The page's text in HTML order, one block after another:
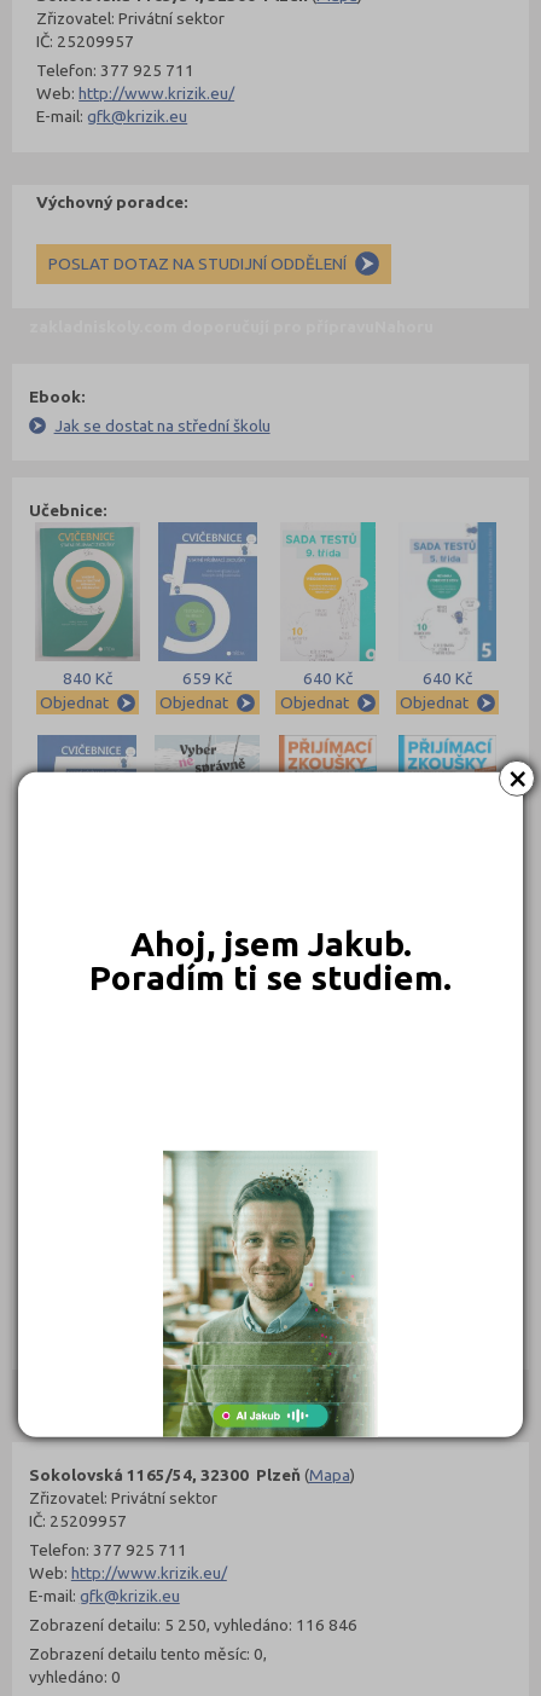
×
Ahoj, jsem Jakub.
Poradím ti se studiem.
Zřizovatel: Privátní sektor
IČ: 25209957
Telefon: 377 925 711
Web:http://www.krizik.eu/
E-mail:gfk@krizik.eu
Výchovný poradce:
POSLAT DOTAZ NA STUDIJNÍ ODDĚLENÍ
Ebook:
Jak se dostat na střední školu
Učebnice:
840 Kč
Objednat
659 Kč
Objednat
640 Kč
Objednat
640 Kč
Objednat
299 Kč
Objednat
Sokolovská 1165/54, 32300 Plzeň (Mapa)
Zřizovatel: Privátní sektor
IČ: 25209957
Telefon: 377 925 711
Web: http://www.krizik.eu/
E-mail: gfk@krizik.eu
Zobrazení detailu: 5 250, vyhledáno: 116 846
Zobrazení detailu tento měsíc: 0,
vyhledáno: 0